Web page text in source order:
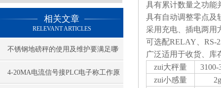
相关文章
RELEVANT ARTICLES
不锈钢地磅秤的使用及维护要满足哪
些要求
4-20MA电流信号接PLC电子称工作原
具有累计数量之功能
具有自动调整零点及
采用充电、插电两用
可选配RELAY、RS-
广泛适用于收货、库
zui大秤量
3100-
zui小感量
2g